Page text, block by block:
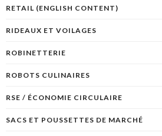
RETAIL (ENGLISH CONTENT)
RIDEAUX ET VOILAGES
ROBINETTERIE
ROBOTS CULINAIRES
RSE / ÉCONOMIE CIRCULAIRE
SACS ET POUSSETTES DE MARCHÉ